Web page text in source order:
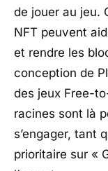
de jouer au jeu.
NFT peuvent
et rendre les
conception de
des jeux Free-
racines sont là
s’engager, tant
prioritaire sur «